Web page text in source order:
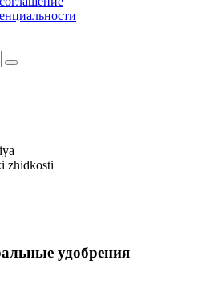
удобрения